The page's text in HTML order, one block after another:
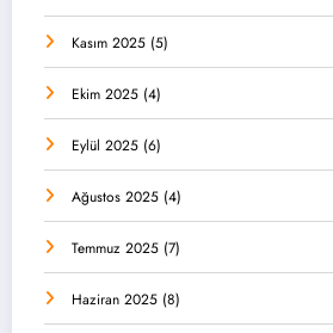
Kasım 2025 (5)
Ekim 2025 (4)
Eylül 2025 (6)
Ağustos 2025 (4)
Temmuz 2025 (7)
Haziran 2025 (8)